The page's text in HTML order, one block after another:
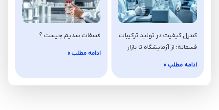
کنترل کیفیت در تولید ترکیبات
فسفاته؛ از آزمایشگاه تا بازار
ادامه مطلب »
فسفات سدیم چیست ؟
ادامه مطلب »